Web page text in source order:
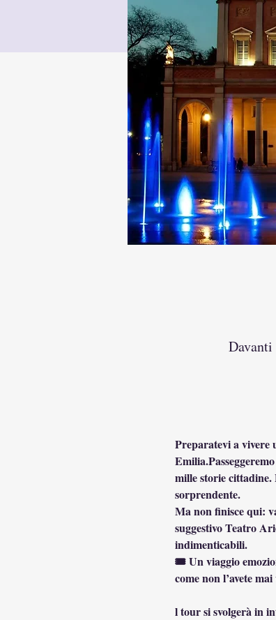
Preparatevi a vivere
mille storie cittadine.
sorprendente.
Ma non finisce qui:
suggestivo Teatro
indimenticabili.
🎟️ Un viaggio
come non l’avete
l tour si svolgerà in